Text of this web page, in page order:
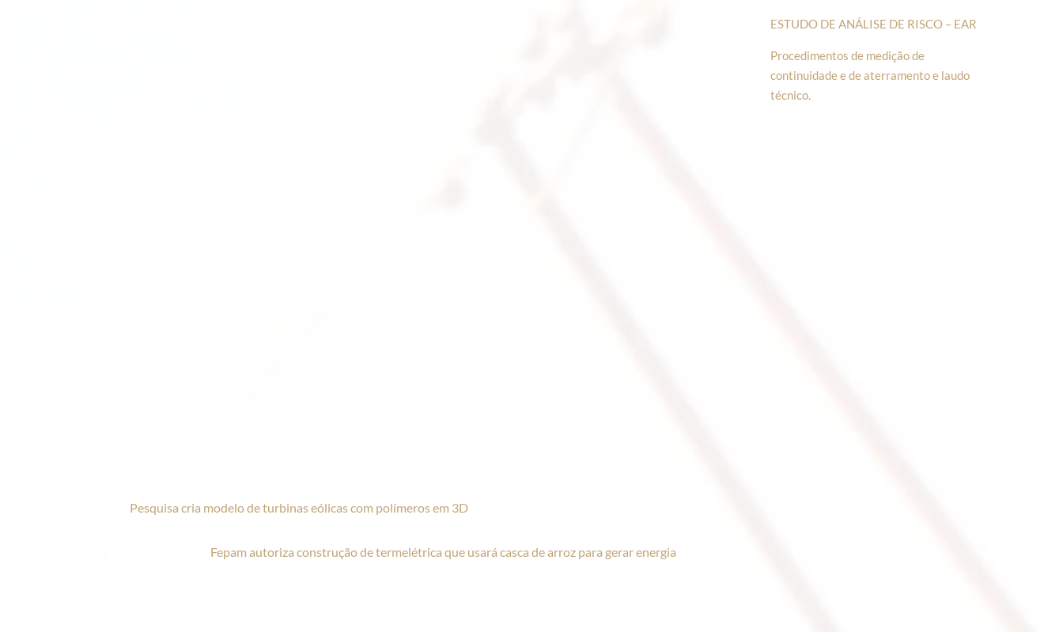
Pesquisa cria modelo de turbinas eólicas com polímeros em 3D
Fepam autoriza construção de termelétrica que usará casca de arroz para gerar energia
ESTUDO DE ANÁLISE DE RISCO – EAR
Procedimentos de medição de
continuidade e de aterramento e laudo
técnico.